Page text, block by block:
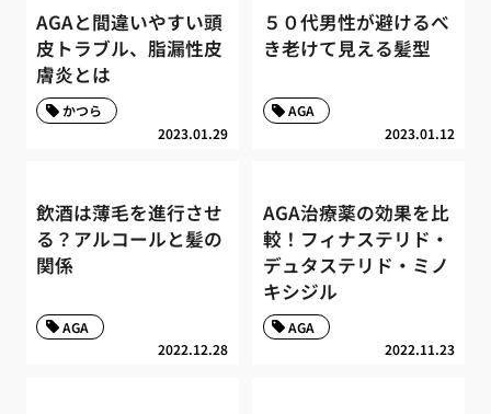
AGAと間違いやすい頭
皮トラブル、脂漏性皮
膚炎とは
2023.01.29
かつら
５０代男性が避けるべ
き老けて見える髪型
2023.01.12
AGA
飲酒は薄毛を進行させ
る？アルコールと髪の
関係
2022.12.28
AGA
AGA治療薬の効果を比
較！フィナステリド・
デュタステリド・ミノ
キシジル
2022.11.23
AGA